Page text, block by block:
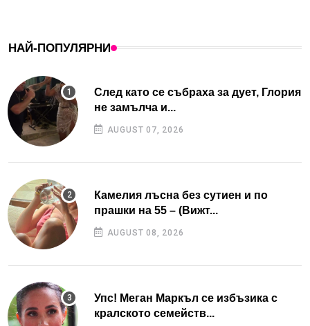
НАЙ-ПОПУЛЯРНИ
След като се събраха за дует, Глория
не замълча и...
AUGUST 07, 2026
Камелия лъсна без сутиен и по
прашки на 55 – (Вижт...
AUGUST 08, 2026
Упс! Меган Маркъл се избъзика с
кралското семейств...